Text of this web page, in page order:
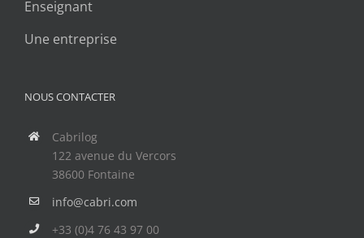
Enseignant
Une entreprise
NOUS CONTACTER
Cabrilog
122 avenue du Vercors
38600 Fontaine
info@cabri.com
+33 (0)4 76 43 97 00